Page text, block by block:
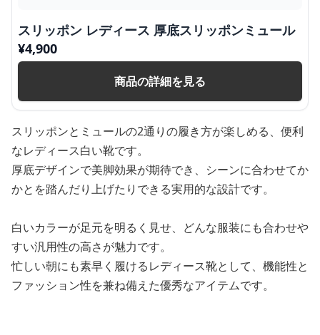
スリッポン レディース 厚底スリッポンミュール
¥4,900
商品の詳細を見る
スリッポンとミュールの2通りの履き方が楽しめる、便利
なレディース白い靴です。
厚底デザインで美脚効果が期待でき、シーンに合わせてか
かとを踏んだり上げたりできる実用的な設計です。
白いカラーが足元を明るく見せ、どんな服装にも合わせや
すい汎用性の高さが魅力です。
忙しい朝にも素早く履けるレディース靴として、機能性と
ファッション性を兼ね備えた優秀なアイテムです。